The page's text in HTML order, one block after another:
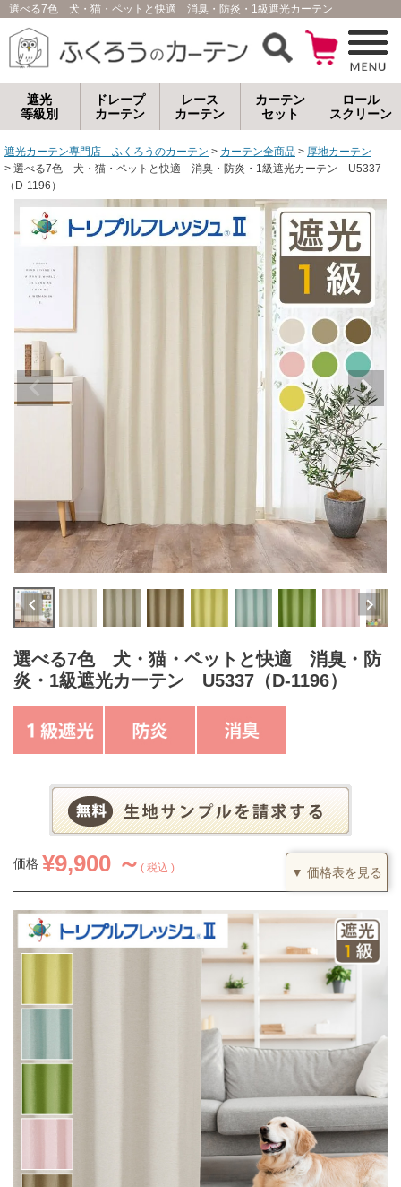
選べる7色 犬・猫・ペットと快適 消臭・防炎・1級遮光カーテン U5337（D-
遮光
等級別
ドレープ
カーテン
レース
カーテン
カーテン
セット
ロール
スクリーン
遮光カーテン専門店 ふくろうのカーテン カーテン全商品
厚地カーテン
選べる7色 犬・猫・ペットと快適 消臭・防炎・1級遮光カーテン U5337
（D-1196）
選べる7色 犬・猫・ペットと快適 消臭・防
炎・1級遮光カーテン U5337（D-1196）
価格 ¥9,900 ～ 税込 ▼ 価格表を見る
カーテンの仕上がり幅に対して1.5倍の生地を利用し、上部を2つ
山のヒダでつまみます。すっきりとした印象になるベーシックな
(価格は税込です)